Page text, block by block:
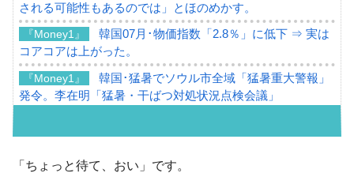
される可能性もあるのでは」とほのめかす。
『Money1』
韓国07月･物価指数「2.8％」に低下 ⇒ 実は
コアコアは上がった。
『Money1』
韓国･猛暑でソウル市全域「猛暑重大警報」
発令。李在明「猛暑・干ばつ対処状況点検会議」
07月販売台数は去年のほぼ半分「71台」しか売れなかっ
「ちょっと待て、おい」です。